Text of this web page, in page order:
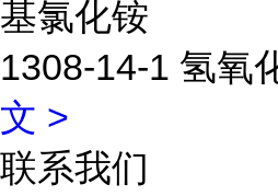
基氯化铵
1308-14-1 氢氧
文 >
联系我们